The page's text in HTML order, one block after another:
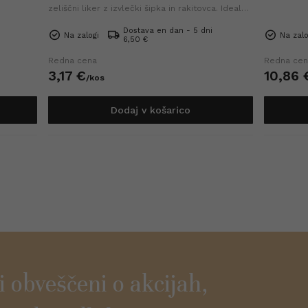
zeliščni liker z izvlečki šipka in rakitovca. Idealno
Na zalogi
Dostava en dan - 5 dni
6,50 €
Redna cena
3,17 €/kos
Dodaj v košarico
Na
Redna
10,86
obveščeni o akcijah,